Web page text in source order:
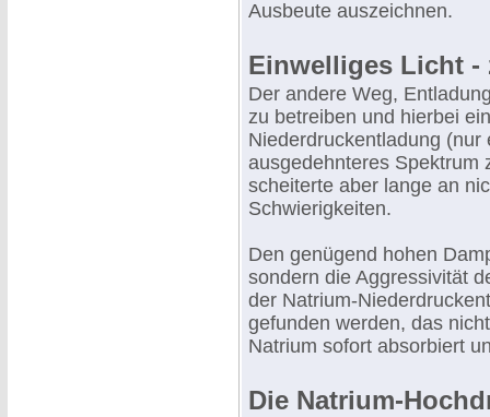
Ausbeute auszeichnen.
Einwelliges Licht -
Der andere Weg,
zu betreiben und hierbei
Niederdruckentladung
ausgedehnteres Spektrum
scheiterte aber lange an
Schwierigkeiten.
Den genügend hohen
sondern die Aggressivität
der Natrium-
gefunden werden, das
Natrium sofort absorbiert
Die Natrium-